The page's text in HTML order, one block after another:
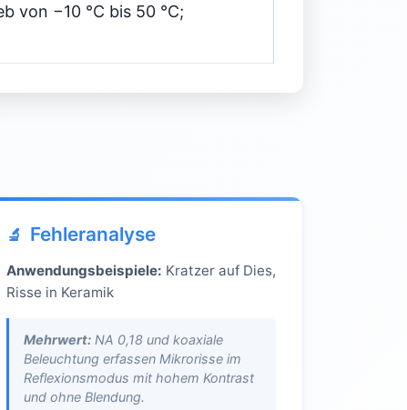
von −10 °C bis 50 °C;
Fehleranalyse
Anwendungsbeispiele: Kratzer auf Dies,
Risse in Keramik
Mehrwert:NA 0,18 und koaxiale
Beleuchtung erfassen Mikrorisse im
Reflexionsmodus mit hohem Kontrast
und ohne Blendung.